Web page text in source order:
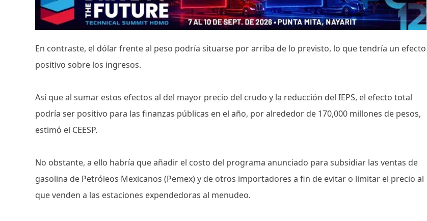
En contraste, el dólar frente al peso podría situarse por arriba de lo previsto, lo que tendría un efecto
positivo sobre los ingresos.
Así que al sumar estos efectos al del mayor precio del crudo y la reducción del IEPS, el efecto total
podría ser positivo para las finanzas públicas en el año, por alrededor de 170,000 millones de pesos,
estimó el CEESP.
No obstante, a ello habría que añadir el costo del programa anunciado para subsidiar las ventas de
gasolina de Petróleos Mexicanos (Pemex) y de otros importadores a fin de evitar o limitar el precio al
que venden a las estaciones expendedoras al menudeo.